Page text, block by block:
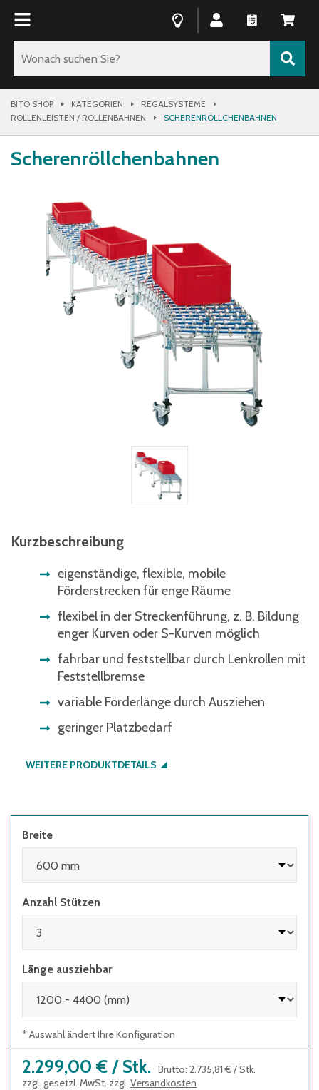
BITO SHOP KATEGORIEN
REGALSYSTEME
ROLLENLEISTEN / ROLLENBAHNEN
SCHERENRÖLLCHENBAHNEN
Scherenröllchenbahnen
Kurzbeschreibung
eigenständige, flexible, mobile
Förderstrecken für enge Räume
flexibel in der Streckenführung, z. B. Bildung
enger Kurven oder S-Kurven möglich
fahrbar und feststellbar durch Lenkrollen mit
Feststellbremse
variable Förderlänge durch Ausziehen
geringer Platzbedarf
WEITERE PRODUKTDETAILS
Breite
Anzahl Stützen
Länge ausziehbar
* Auswahl ändert Ihre Konfiguration
2.299,00 € / Stk. Brutto: 2.735,81 € /Stk.
zzgl. gesetzl. MwSt. zzgl. Versandkosten